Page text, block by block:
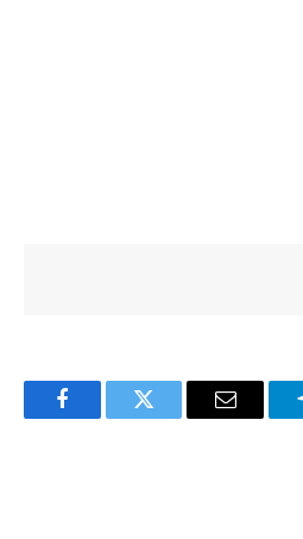
FacebookTwitter Email